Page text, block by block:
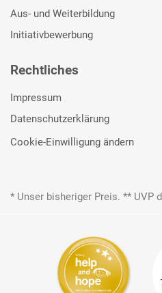
Aus- und Weiterbildung
Initiativbewerbung
Rechtliches
Impressum
Datenschutzerklärung
Cookie-Einwilligung ändern
* Unser bisheriger Preis. ** UVP